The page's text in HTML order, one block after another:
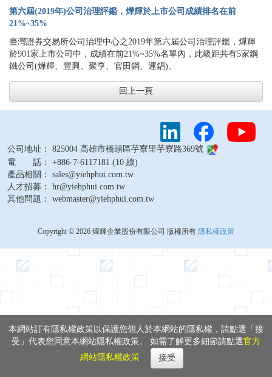
第六屆(2019年)公司治理評鑑，燁輝於上市公司成績排名在前
21%~35%
臺灣證券交易所公司治理中心之2019年第六屆公司治理評鑑，燁輝
於901家上市公司中，成績在前21%~35%名單內，此級距共有5家鋼
鐵公司(燁輝、豐興、聚亨、官田鋼、運錩)。
回上一頁
公司地址： 825004 高雄市橋頭區芋寮里芋寮路369號
電 話： +886-7-6117181 (10 線)
產品相關： sales@yiehphui.com.tw
人才招募： hr@yiehphui.com.tw
其他問題： webmaster@yiehphui.com.tw
Copyright © 2026 燁輝企業股份有限公司 版權所有 隱私權政策
本網站訂有隱私權政策以保護您個人於本網站的隱私權，請點選「接
受」代表您同意本網站隱私權政策。 如需了解更多細節請點選官方
網站隱私權政策
接受